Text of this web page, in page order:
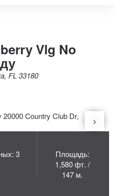
Vlg No
FL 33180
3
Площадь:
1,580 фт. /
147 м.